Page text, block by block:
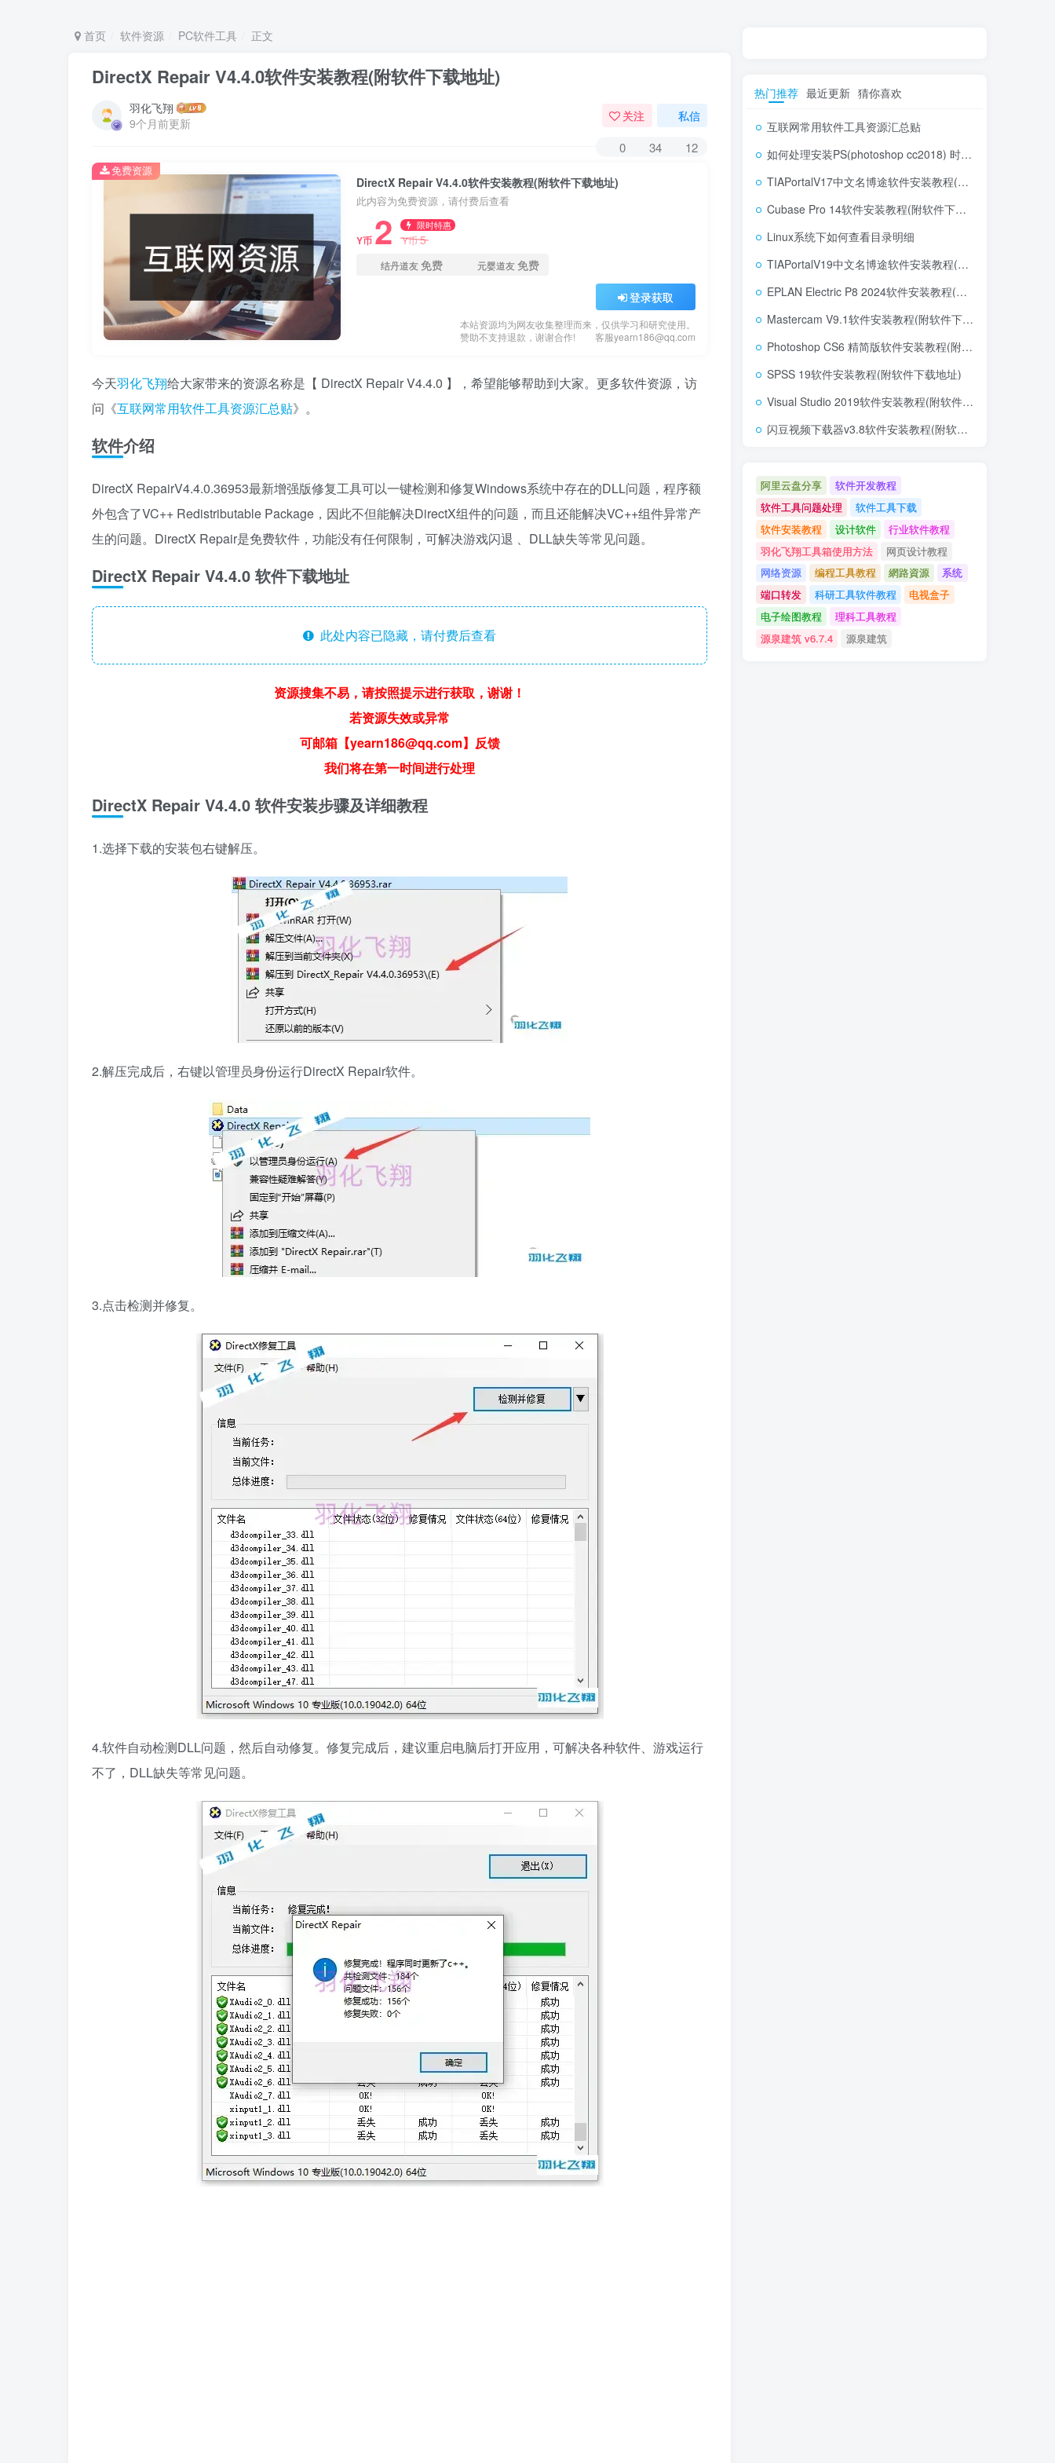
首页 软件资源 PC软件工具 正文
DirectX Repair V4.4.0软件安装教程(附软件下载地址)
羽化飞翔
9个月前更新
关注 私信
0 34 12
DirectX Repair V4.4.0软件安装教程(附软件下载地址)
此内容为免费资源，请付费后查看
Y币 2 限时特惠
Y币5
结丹道友免费 元婴道友免费
登录获取
本站资源均为网友收集整理而来，仅供学习和研究使用。
赞助不支持退款，谢谢合作!
客服yearn186@qq.com
免费资源
今天羽化飞翔给大家带来的资源名称是【 DirectX Repair V4.4.0 】，希望能够帮助到大家。更多软件资源，访
问《互联网常用软件工具资源汇总贴》。
软件介绍
DirectX RepairV4.4.0.36953最新增强版修复工具可以一键检测和修复Windows系统中存在的DLL问题，程序额
外包含了VC++ Redistributable Package，因此不但能解决DirectX组件的问题，而且还能解决VC++组件异常产
生的问题。DirectX Repair是免费软件，功能没有任何限制，可解决游戏闪退 、DLL缺失等常见问题。‌
DirectX Repair V4.4.0 软件下载地址
此处内容已隐藏，请付费后查看
资源搜集不易，请按照提示进行获取，谢谢！
若资源失效或异常
可邮箱【yearn186@qq.com】反馈
我们将在第一时间进行处理
DirectX Repair V4.4.0 软件安装步骤及详细教程
1.选择下载的安装包右键解压。
2.解压完成后，右键以管理员身份运行DirectX Repair软件。
3.点击检测并修复。
4.软件自动检测DLL问题，然后自动修复。修复完成后，建议重启电脑后打开应用，可解决各种软件、游戏运行
不了，DLL缺失等常见问题。
热门推荐 最近更新 猜你喜欢
互联网常用软件工具资源汇总贴
如何处理安装PS(photoshop cc2018) 时，提示系统或者IE浏览器需要升级
TIAPortalV17中文名博途软件安装教程(附软件下载地址)
Cubase Pro 14软件安装教程(附软件下载地址)
Linux系统下如何查看目录明细
TIAPortalV19中文名博途软件安装教程(附软件下载地址)
EPLAN Electric P8 2024软件安装教程(附软件下载地址)
Mastercam V9.1软件安装教程(附软件下载地址)
Photoshop CS6 精简版软件安装教程(附软件下载地址)
SPSS 19软件安装教程(附软件下载地址)
Visual Studio 2019软件安装教程(附软件下载地址)
闪豆视频下载器v3.8软件安装教程(附软件下载地址)
阿里云盘分享
软件开发教程
软件工具问题处理
软件工具下载
软件安装教程
设计软件
行业软件教程
羽化飞翔工具箱使用方法
网页设计教程
网络资源
编程工具教程 網路資源
系统
端口转发
科研工具软件教程
电视盒子
电子绘图教程
理科工具教程
源泉建筑 v6.7.4
源泉建筑